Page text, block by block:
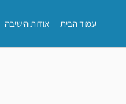
עמוד הבית אודות הישיבה